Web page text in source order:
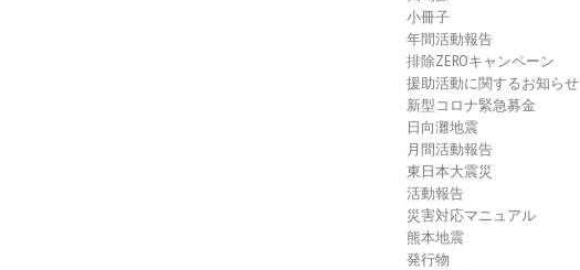
小冊子
年間活動報告
排除ZEROキャンペーン
援助活動に関するお知らせ
新型コロナ緊急募金
日向灘地震
月間活動報告
東日本大震災
活動報告
災害対応マニュアル
熊本地震
発行物